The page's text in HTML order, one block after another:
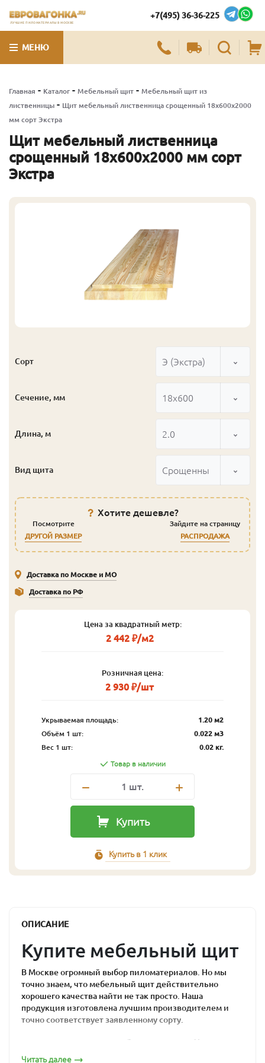
ЛУЧШИЕ ПИЛОМАТЕРИАЛЫ В МОСКВЕ
+7(495) 36-36-225
МЕНЮ
Главная - Каталог - Мебельный щит - Мебельный щит из
лиственницы - Щит мебельный лиственница срощенный 18х600х2000
мм сорт Экстра
Щит мебельный лиственница
срощенный 18х600х2000 мм сорт
Экстра
Сорт Э (Экстра)
Сечение, мм 18x600
Длина, м 2.0
Вид щита Срощенный
Хотите дешевле?
Посмотрите
ДРУГОЙ РАЗМЕР
Зайдите на страницу
РАСПРОДАЖА
Доставка по Москве и МО
Доставка по РФ
Цена за квадратный метр:
2 442 ₽/м2
Розничная цена:
2 930 ₽/шт
Укрываемая площадь:
1.20 м2
Объём 1 шт:
0.022 м3
Вес 1 шт:
0.02 кг.
Товар в наличии
1 шт.
Купить
Купить в 1 клик
ОПИСАНИЕ
Купите мебельный щит
В Москве огромный выбор пиломатериалов. Но мы
точно знаем, что мебельный щит действительно
хорошего качества найти не так просто. Наша
продукция изготовлена лучшим производителем и
точно соответствует заявленному сорту.
Почему мебельный
Читать далее